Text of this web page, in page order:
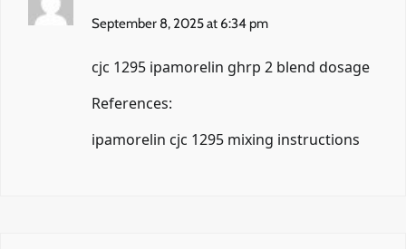
September 8, 2025 at 6:34 pm
cjc 1295 ipamorelin ghrp 2 blend dosage
References:
ipamorelin cjc 1295 mixing instructions